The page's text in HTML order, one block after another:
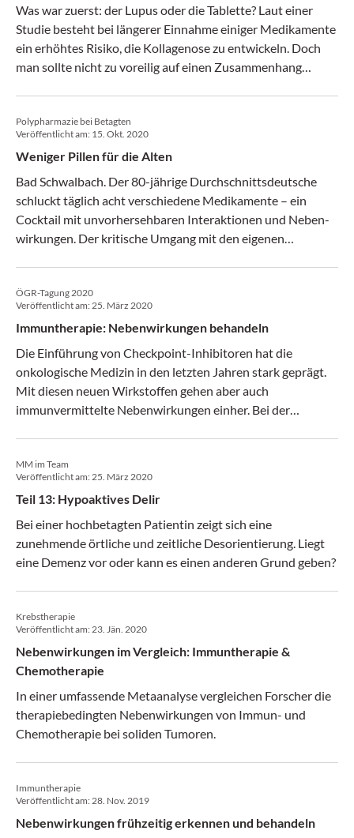
Was war zuerst: der Lupus oder die Tablette? Laut einer
Studie besteht bei längerer Einnahme einiger Medikamente
ein erhöhtes Risiko, die Kollagenose zu entwickeln. Doch
man sollte nicht zu voreilig auf einen Zusammenhang
Polypharmazie bei Betagten
Veröffentlicht am: 15. Okt. 2020
Weniger Pillen für die Alten
Bad Schwalbach. Der 80-jährige Durchschnittsdeutsche
schluckt täglich acht verschiedene Medikamente – ein
Cocktail mit unvorhersehbaren Interaktionen und Neben-
wirkungen. Der kritische Umgang mit den eigenen
ÖGR-Tagung 2020
Veröffentlicht am:25. März 2020
Immuntherapie: Nebenwirkungen behandeln
Die Einführung von Checkpoint-Inhibitoren hat die
onkologische Medizin in den letzten Jahren stark geprägt.
Mit diesen neuen Wirkstoffen gehen aber auch
immunvermittelte Nebenwirkungen einher. Bei der
den Umgang mit Checkpoint-Inhibitoren und deren
Nebenwirkungen und erklärten, warum bei
vorbestehenden Autoimmun­erkran­kungen eine
Tumorimmuntherapie dennoch möglich ist.
MM im Team
Veröffentlicht am:25. März 2020
Teil 13: Hypoaktives Delir
Bei einer hochbetagten Patientin zeigt sich eine
zunehmende örtliche und zeitliche Desorientierung. Liegt
eine Demenz vor oder kann es einen anderen Grund geben?
Krebstherapie
Veröffentlicht am:23. Jän. 2020
Nebenwirkungen im Vergleich: Immuntherapie &
Chemotherapie
In einer umfassende Metaanalyse vergleichen Forscher die
therapiebedingten Nebenwirkungen von Immun- und
Chemotherapie bei soliden Tumoren.
Immuntherapie
Veröffentlicht am:28. Nov. 2019
Nebenwirkungen frühzeitig erkennen und behandeln